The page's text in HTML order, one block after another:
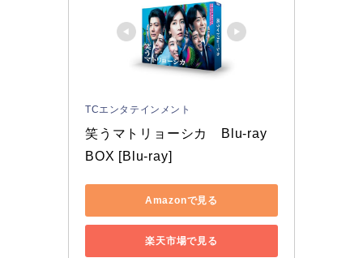
TCエンタテインメント
笑うマトリョーシカ　Blu-ray
BOX [Blu-ray]
Amazonで見る
楽天市場で見る